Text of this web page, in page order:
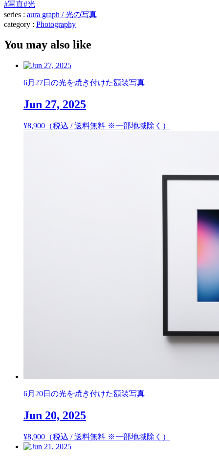
#写真#光
series : aura graph / 光の写真
category : Photography
You may also like
6月27日の光を焼き付けた額装写真
Jun 27, 2025
¥8,900 （税込 / 送料無料 ※一部地域除く）
6月20日の光を焼き付けた額装写真
Jun 20, 2025
¥8,900 （税込 / 送料無料 ※一部地域除く）